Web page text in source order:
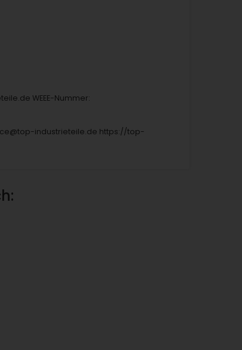
WEEE-Nummer:
industrieteile.de https://top-